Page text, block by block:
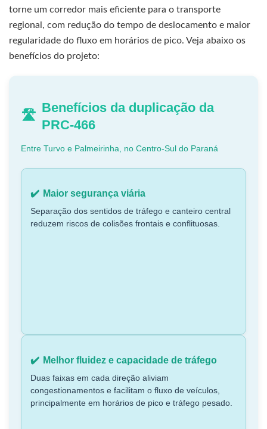
torne um corredor mais eficiente para o transporte
regional, com redução do tempo de deslocamento e maior
regularidade do fluxo em horários de pico. Veja abaixo os
benefícios do projeto:
Benefícios da duplicação da
PRC-466
Entre Turvo e Palmeirinha, no Centro-Sul do Paraná
Maior segurança viária
Separação dos sentidos de tráfego e canteiro central
reduzem riscos de colisões frontais e conflituosas.
Melhor fluidez e capacidade de tráfego
Duas faixas em cada direção aliviam
congestionamentos e facilitam o fluxo de veículos,
principalmente em horários de pico e tráfego pesado.